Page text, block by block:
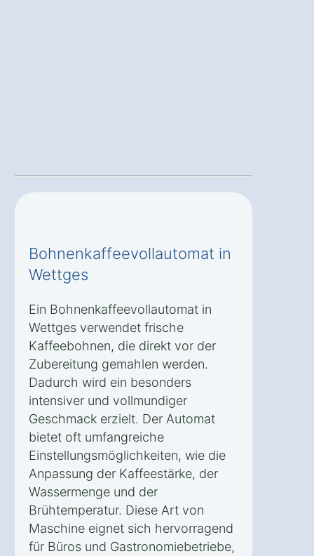
Bohnenkaffeevollautomat in
Wettges
Ein Bohnenkaffeevollautomat in
Wettges verwendet frische
Kaffeebohnen, die direkt vor der
Zubereitung gemahlen werden.
Dadurch wird ein besonders
intensiver und vollmundiger
Geschmack erzielt. Der Automat
bietet oft umfangreiche
Einstellungsmöglichkeiten, wie die
Anpassung der Kaffeestärke, der
Wassermenge und der
Brühtemperatur. Diese Art von
Maschine eignet sich hervorragend
für Büros und Gastronomiebetriebe,